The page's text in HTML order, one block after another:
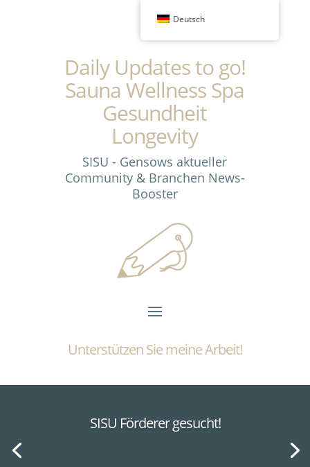
Daily Updates to go!
Sauna Wellness Spa
Gesundheit
Longevity
SISU - Gensows aktueller
Community & Branchen News-
Booster
Unterstützen Sie meine Arbeit!
SISU Förderer gesucht!
Deutsch